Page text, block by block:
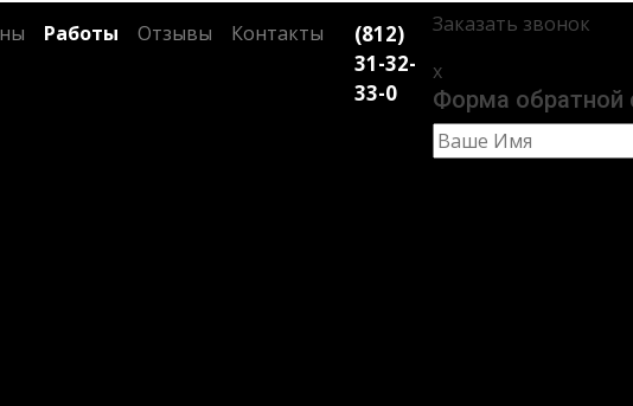
Работы Отзывы Контакты
(812)
31-32-
33-0
Заказать звонок
x
Форма обратной